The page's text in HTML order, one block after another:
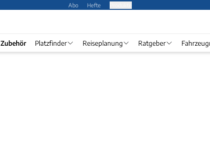
Abo Hefte
Zubehör Platzfinder Reiseplanung Ratgeber